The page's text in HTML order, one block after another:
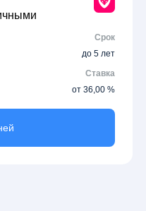
Срок
до 5 лет
Ставка
от 36,00 %